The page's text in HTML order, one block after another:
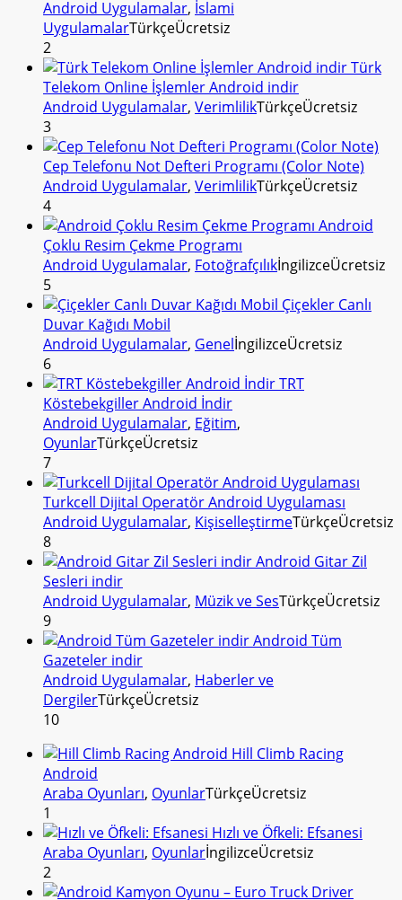
Android Uygulamalar, İslami
UygulamalarTürkçeÜcretsiz
2
Türk
Telekom Online İşlemler Android indir
Android Uygulamalar, VerimlilikTürkçeÜcretsiz
3
Cep Telefonu Not Defteri Programı (Color Note)
Android Uygulamalar, VerimlilikTürkçeÜcretsiz
4
Android
Çoklu Resim Çekme Programı
Android Uygulamalar, FotoğrafçılıkİngilizceÜcretsiz
5
Çiçekler Canlı
Duvar Kağıdı Mobil
Android Uygulamalar, GenelİngilizceÜcretsiz
6
TRT
Köstebekgiller Android İndir
Android Uygulamalar, Eğitim,
OyunlarTürkçeÜcretsiz
7
Turkcell Dijital Operatör Android Uygulaması
Android Uygulamalar, KişiselleştirmeTürkçeÜcretsiz
8
Android Gitar Zil
Sesleri indir
Android Uygulamalar, Müzik ve SesTürkçeÜcretsiz
9
Android Tüm
Gazeteler indir
Android Uygulamalar, Haberler ve
DergilerTürkçeÜcretsiz
10
Hill Climb Racing
Android
Araba Oyunları, OyunlarTürkçeÜcretsiz
1
Hızlı ve Öfkeli: Efsanesi
Araba Oyunları, OyunlarİngilizceÜcretsiz
2